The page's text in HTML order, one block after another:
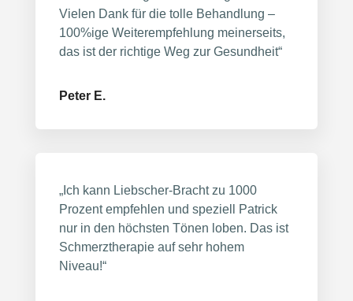
Vielen Dank für die tolle Behandlung –
100%ige Weiterempfehlung meinerseits,
das ist der richtige Weg zur Gesundheit“
Peter E.
„Ich kann Liebscher-Bracht zu 1000
Prozent empfehlen und speziell Patrick
nur in den höchsten Tönen loben. Das ist
Schmerztherapie auf sehr hohem
Niveau!“